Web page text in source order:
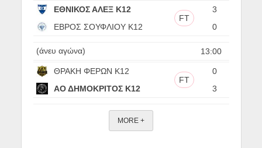
ΕΘΝΙΚΟΣ ΑΛΕΞ Κ12
3
FT
ΕΒΡΟΣ ΣΟΥΦΛΙΟΥ Κ12
0
13:00
(άνευ αγώνα)
ΘΡΑΚΗ ΦΕΡΩΝ Κ12
0
FT
ΑΟ ΔΗΜΟΚΡΙΤΟΣ Κ12
3
MORE +